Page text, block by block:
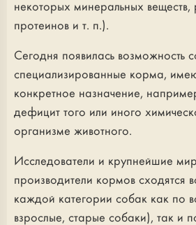
некоторых минеральных веществ,
протеинов и т. п.).
Сегодня появилась возможность
специализированные корма,
конкретное назначение,
дефицит того или иного
организме животного.
Исследователи и крупнейшие
производители кормов сходятся
каждой категории собак как по
взрослые, старые собаки), так и